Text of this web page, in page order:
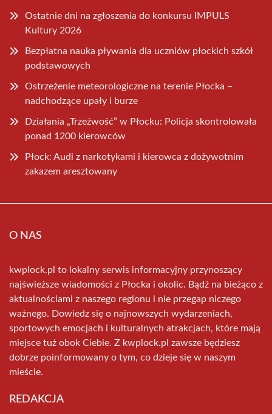
Ostatnie dni na zgłoszenia do konkursu IMPULS
Kultury 2026
Bezpłatna nauka pływania dla uczniów płockich szkół
podstawowych
Ostrzeżenie meteorologiczne na terenie Płocka –
nadchodzące upały i burze
Działania „Trzeźwość” w Płocku: Policja skontrolowała
ponad 1200 kierowców
Płock: Audi z narkotykami i kierowca z dożywotnim
zakazem aresztowany
O NAS
kwplock.pl to lokalny serwis informacyjny przynoszący
najświeższe wiadomości z Płocka i okolic. Bądź na bieżąco z
aktualnościami z naszego regionu i nie przegap niczego
ważnego. Dowiedz się o najnowszych wydarzeniach,
sportowych emocjach i kulturalnych atrakcjach, które mają
miejsce tuż obok Ciebie. Z kwplock.pl zawsze będziesz
dobrze poinformowany o tym, co dzieje się w naszym
mieście.
REDAKCJA